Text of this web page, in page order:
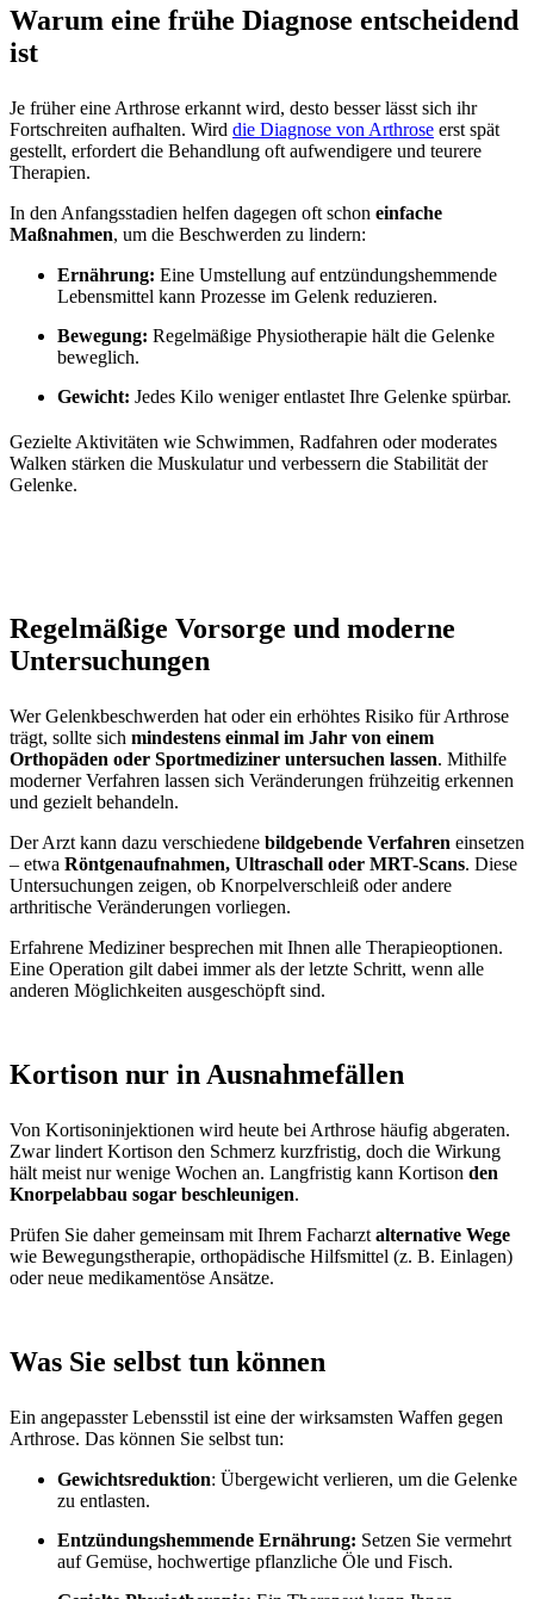
Warum eine frühe Diagnose entscheidend
ist
Je früher eine Arthrose erkannt wird, desto besser lässt sich ihr
Fortschreiten aufhalten. Wird die Diagnose von Arthrose erst spät
gestellt, erfordert die Behandlung oft aufwendigere und teurere
Therapien.
In den Anfangsstadien helfen dagegen oft schon einfache
Maßnahmen, um die Beschwerden zu lindern:
Ernährung: Eine Umstellung auf entzündungshemmende
Lebensmittel kann Prozesse im Gelenk reduzieren.
Bewegung: Regelmäßige Physiotherapie hält die Gelenke
beweglich.
Gewicht: Jedes Kilo weniger entlastet Ihre Gelenke spürbar.
Gezielte Aktivitäten wie Schwimmen, Radfahren oder moderates
Walken stärken die Muskulatur und verbessern die Stabilität der
Gelenke.
Regelmäßige Vorsorge und moderne
Untersuchungen
Wer Gelenkbeschwerden hat oder ein erhöhtes Risiko für Arthrose
trägt, sollte sich mindestens einmal im Jahr von einem
Orthopäden oder Sportmediziner untersuchen lassen. Mithilfe
moderner Verfahren lassen sich Veränderungen frühzeitig erkennen
und gezielt behandeln.
Der Arzt kann dazu verschiedene bildgebende Verfahren einsetzen
– etwa Röntgenaufnahmen, Ultraschall oder MRT-Scans. Diese
Untersuchungen zeigen, ob Knorpelverschleiß oder andere
arthritische Veränderungen vorliegen.
Erfahrene Mediziner besprechen mit Ihnen alle Therapieoptionen.
Eine Operation gilt dabei immer als der letzte Schritt, wenn alle
anderen Möglichkeiten ausgeschöpft sind.
Kortison nur in Ausnahmefällen
Von Kortisoninjektionen wird heute bei Arthrose häufig abgeraten.
Zwar lindert Kortison den Schmerz kurzfristig, doch die Wirkung
hält meist nur wenige Wochen an. Langfristig kann Kortison den
Knorpelabbau sogar beschleunigen.
Prüfen Sie daher gemeinsam mit Ihrem Facharzt alternative Wege
wie Bewegungstherapie, orthopädische Hilfsmittel (z. B. Einlagen)
oder neue medikamentöse Ansätze.
Was Sie selbst tun können
Ein angepasster Lebensstil ist eine der wirksamsten Waffen gegen
Arthrose. Das können Sie selbst tun:
Gewichtsreduktion: Übergewicht verlieren, um die Gelenke
zu entlasten.
Entzündungshemmende Ernährung: Setzen Sie vermehrt
auf Gemüse, hochwertige pflanzliche Öle und Fisch.